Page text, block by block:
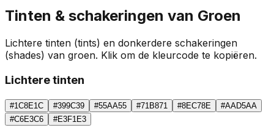
Tinten & schakeringen van Groen
Lichtere tinten (tints) en donkerdere schakeringen
(shades) van groen. Klik om de kleurcode te kopiëren.
Lichtere tinten
#1C8E1C #399C39 #55AA55 #71B871 #8EC78E
#AAD5AA
#C6E3C6
#E3F1E3